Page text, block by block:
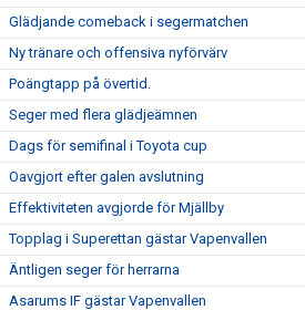
Glädjande comeback i segermatchen
Ny tränare och offensiva nyförvärv
Poängtapp på övertid.
Seger med flera glädjeämnen
Dags för semifinal i Toyota cup
Oavgjort efter galen avslutning
Effektiviteten avgjorde för Mjällby
Topplag i Superettan gästar Vapenvallen
Äntligen seger för herrarna
Asarums IF gästar Vapenvallen